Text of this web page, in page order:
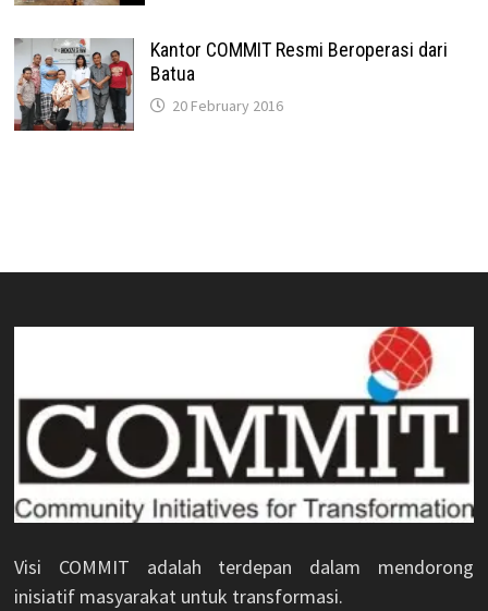
Kantor COMMIT Resmi Beroperasi dari
Batua
20 February 2016
Visi COMMIT adalah terdepan dalam mendorong
inisiatif masyarakat untuk transformasi.